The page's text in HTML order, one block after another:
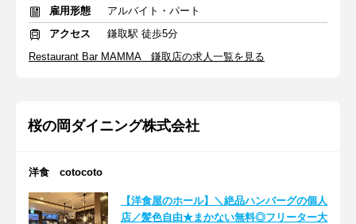
雇用形態
アルバイト・パート
アクセス
鎌取駅 徒歩5分
Restaurant Bar MAMMA 鎌取店の求人一覧を見る
桜の岡ダイニング株式会社
洋食 cotocoto
【洋食屋のホール】＼絶品ハンバーグの個人
店／髪色自由★まかない無料◎フリーター大